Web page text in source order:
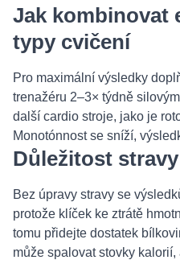
Jak kombinovat
typy cvičení
Pro maximální výsledky
trenažéru 2–3× týdně
další cardio stroje, jako je
Monotónnost se sníží,
Důležitost
Bez úpravy stravy se
protože klíček ke ztrátě
tomu přidejte dostatek
může spalovat stovky